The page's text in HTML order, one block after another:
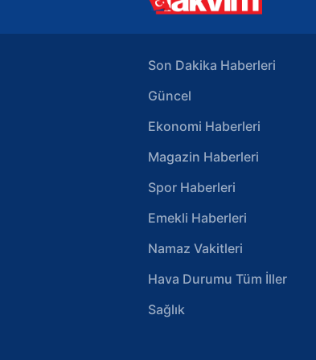
Son Dakika Haberleri
Güncel
Ekonomi Haberleri
Magazin Haberleri
Spor Haberleri
Emekli Haberleri
Namaz Vakitleri
Hava Durumu Tüm İller
Sağlık